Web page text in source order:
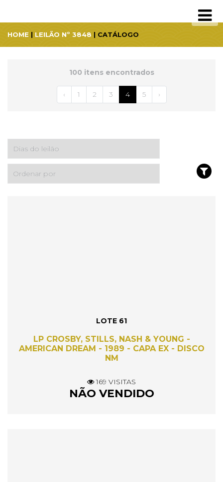
HOME | LEILÃO Nº 3848 | CATÁLOGO
100 itens encontrados
‹ 1 2 3 4 5 ›
LOTE 61
LP CROSBY, STILLS, NASH & YOUNG -
AMERICAN DREAM - 1989 - CAPA EX - DISCO
NM
169 VISITAS
NÃO VENDIDO